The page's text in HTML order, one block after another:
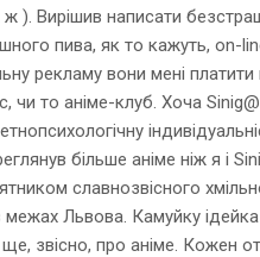
). Вирішив написати
пива, як то кажуть, on-
рекламу вони мені
то аніме-клуб. Хоча
більше аніме ніж я і
славнозвісного
межах Львова. Камуйку
ще, звісно, про аніме. Кожен